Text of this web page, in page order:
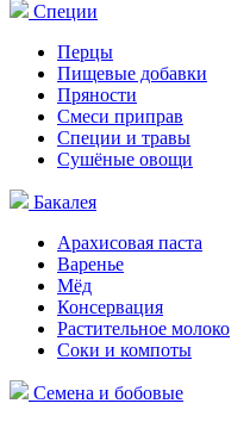
Специи
Перцы
Пищевые добавки
Пряности
Смеси приправ
Специи и травы
Сушёные овощи
Бакалея
Арахисовая паста
Варенье
Мёд
Консервация
Растительное молоко
Соки и компоты
Семена и бобовые